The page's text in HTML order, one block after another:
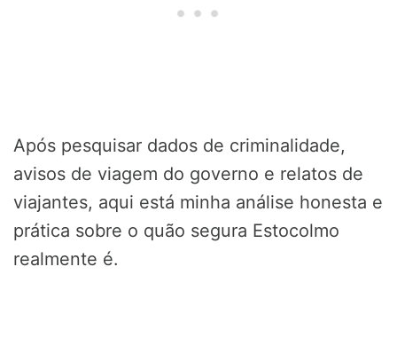
Após pesquisar dados de criminalidade,
avisos de viagem do governo e relatos de
viajantes, aqui está minha análise honesta e
prática sobre o quão segura Estocolmo
realmente é.